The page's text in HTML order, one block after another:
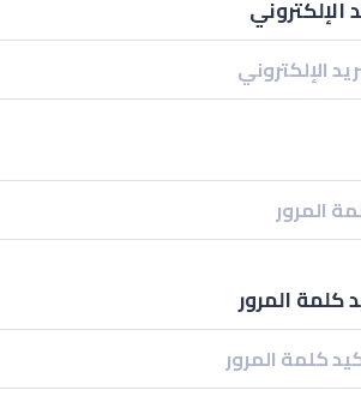
الإلكتروني
كلمة المرور